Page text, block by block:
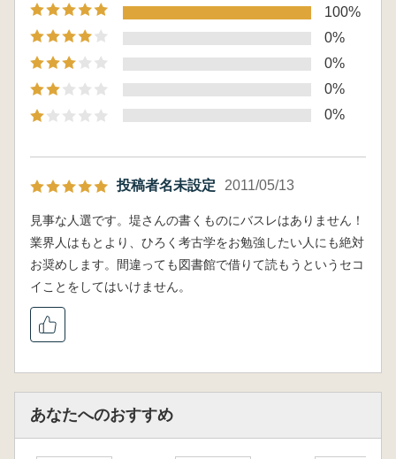
100%
0%
0%
0%
0%
投稿者名未設定 2011/05/13
見事な人選です。堤さんの書くものにバスレはありません！
業界人はもとより、ひろく考古学をお勉強したい人にも絶対
お奨めします。間違っても図書館で借りて読もうというセコ
イことをしてはいけません。
あなたへのおすすめ